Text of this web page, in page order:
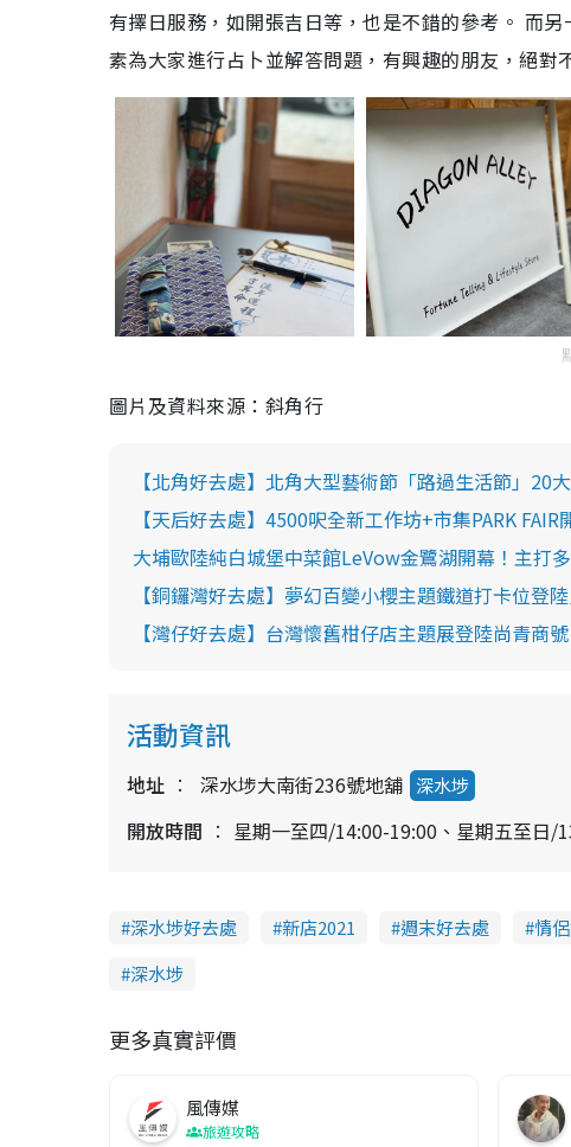
有擇日服務，如開張吉日等，也是不錯的參考。 而
素為大家進行占卜並解答問題，有興趣的朋友，絕對
圖片及資料來源：斜角行
【北角好去處】北角大型藝術節「路過生活節」
【天后好去處】4500呎全新工作坊+市集PARK
大埔歐陸純白城堡中菜館LeVow金鷺湖開幕！主打
【銅鑼灣好去處】夢幻百變小櫻主題鐵道打卡位登
【灣仔好去處】台灣懷舊柑仔店主題展登陸尚青
活動資訊
地址 深水埗大南街236號地舖 深水埗
開放時間 星期一至四/14:00-19:00、星期五至日/
深水埗好去處 新店2021 週末好去處 情
深水埗
更多真實評價
風傳媒
旅遊攻略